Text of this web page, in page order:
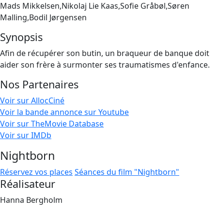
Mads Mikkelsen,Nikolaj Lie Kaas,Sofie Gråbøl,Søren
Malling,Bodil Jørgensen
Synopsis
Afin de récupérer son butin, un braqueur de banque doit
aider son frère à surmonter ses traumatismes d'enfance.
Nos Partenaires
Voir sur AllocCiné
Voir la bande annonce sur Youtube
Voir sur TheMovie Database
Voir sur IMDb
Nightborn
Réservez vos places Séances du film "Nightborn"
Réalisateur
Hanna Bergholm